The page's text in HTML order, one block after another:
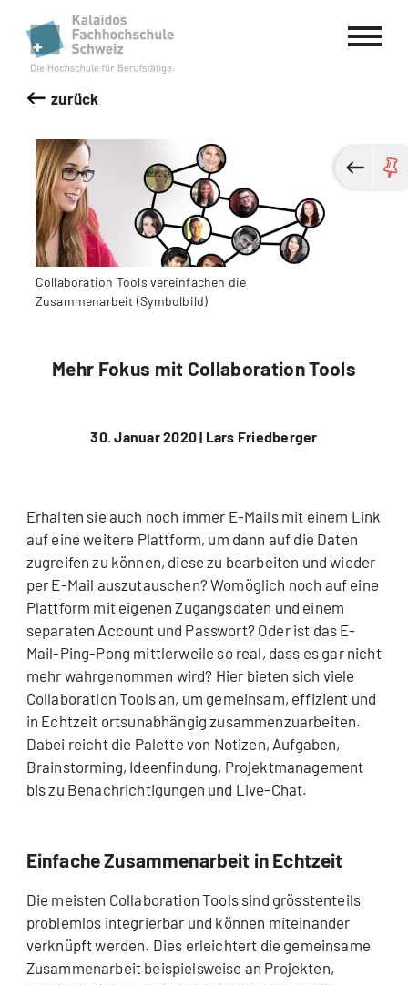
Kalaidos Fachhochschule Schweiz
zurück
Collaboration Tools vereinfachen die
Zusammenarbeit (Symbolbild)
Mehr Fokus mit Collaboration Tools
30. Januar 2020 | Lars Friedberger
Erhalten sie auch noch immer E-Mails mit einem Link
auf eine weitere Plattform, um dann auf die Daten
zugreifen zu können, diese zu bearbeiten und wieder
per E-Mail auszutauschen? Womöglich noch auf eine
Plattform mit eigenen Zugangsdaten und einem
separaten Account und Passwort? Oder ist das E-
Mail-Ping-Pong mittlerweile so real, dass es gar nicht
mehr wahrgenommen wird? Hier bieten sich viele
Collaboration Tools an, um gemeinsam, effizient und
in Echtzeit ortsunabhängig zusammenzuarbeiten.
Dabei reicht die Palette von Notizen, Aufgaben,
Brainstorming, Ideenfindung, Projektmanagement
bis zu Benachrichtigungen und Live-Chat.
Einfache Zusammenarbeit in Echtzeit
Die meisten Collaboration Tools sind grösstenteils
problemlos integrierbar und können miteinander
verknüpft werden. Dies erleichtert die gemeinsame
Zusammenarbeit beispielsweise an Projekten,